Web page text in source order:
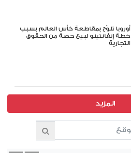
أوروبا تلوّح بمقاطعة كأس العالم بسبب
خطة إنفانتينو لبيع حصة من الحقوق
التجارية
المزيد